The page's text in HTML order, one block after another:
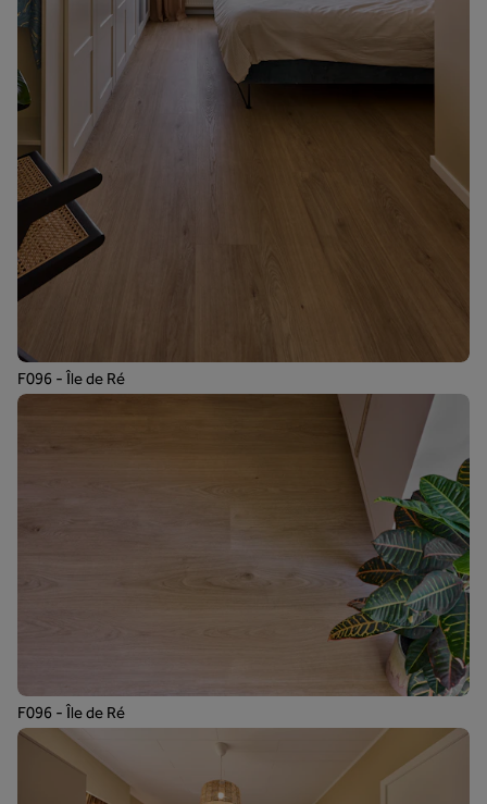
F096 - Île de Ré
F096 - Île de Ré